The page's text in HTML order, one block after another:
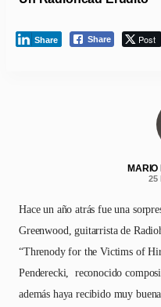
Share Post
Share
MARIO
25
Hace un año atrás fue una
Greenwood, guitarrista de
“Threnody for the Victims of
Penderecki, reconocido
además haya recibido muy